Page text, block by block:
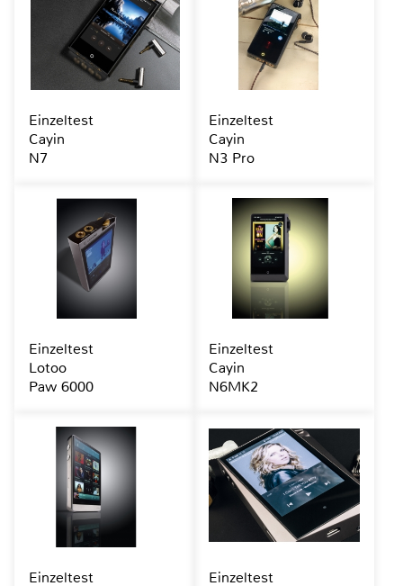
Einzeltest
Cayin
N7
Einzeltest
Cayin
N3 Pro
Einzeltest
Lotoo
Paw 6000
Einzeltest
Cayin
N6MK2
Einzeltest Einzeltest